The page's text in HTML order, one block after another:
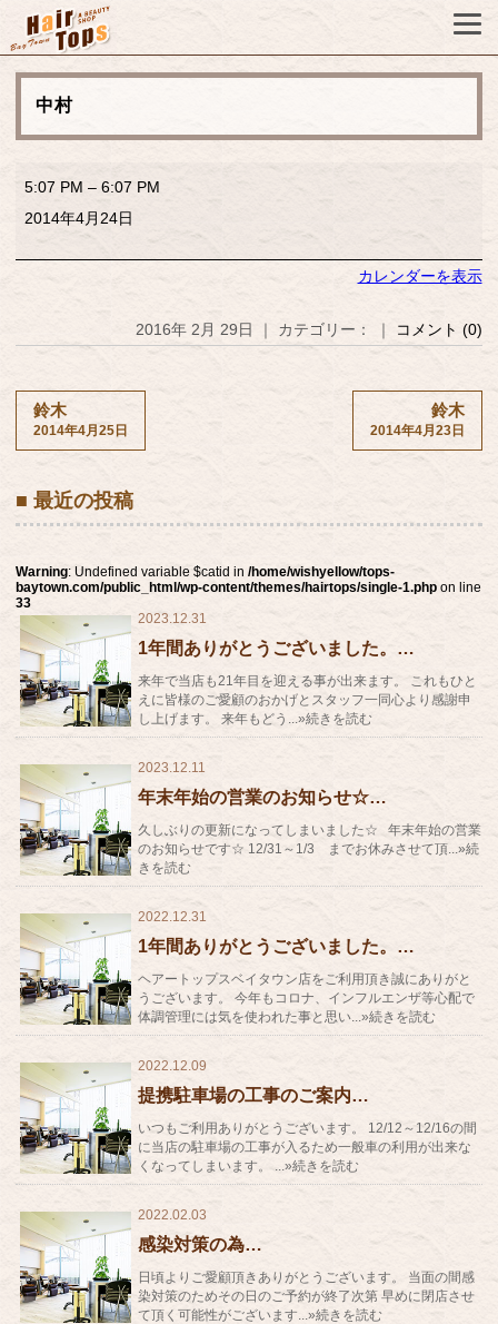
中村
村5:07 PM –6:07 PM
2014年4月24日
カレンダーを表示
2016年 2月 29日 ｜ カテゴリー： ｜ コメント (0)
鈴木
2014年4月25日
鈴木
2014年4月23日
■ 最近の投稿
Warning: Undefined variable $catid in/home/wishyellow/tops-
baytown.com/public_html/wp-content/themes/hairtops/single-1.php on line
33
2023.12.31
1年間ありがとうございました。…
来年で当店も21年目を迎える事が出来ます。 これもひと
えに皆様のご愛顧のおかげとスタッフ一同心より感謝申
し上げます。 来年もどう...»続きを読む
2023.12.11
年末年始の営業のお知らせ☆…
久しぶりの更新になってしまいました☆ 年末年始の営業
のお知らせです☆ 12/31～1/3 までお休みさせて頂...»続
きを読む
2022.12.31
1年間ありがとうございました。…
ヘアートップスベイタウン店をご利用頂き誠にありがと
うございます。 今年もコロナ、インフルエンザ等心配で
体調管理には気を使われた事と思い...»続きを読む
2022.12.09
提携駐車場の工事のご案内…
いつもご利用ありがとうございます。 12/12～12/16の間
に当店の駐車場の工事が入るため一般車の利用が出来な
くなってしまいます。 ...»続きを読む
2022.02.03
感染対策の為…
日頃よりご愛顧頂きありがとうございます。 当面の間感
染対策のためその日のご予約が終了次第 早めに閉店させ
て頂く可能性がございます...»続きを読む